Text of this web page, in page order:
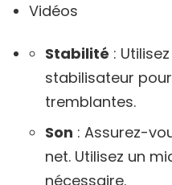
Vidéos
Stabilité :
stabilisateur
tremblantes.
Son : Assurez-
net. Utilisez un
nécessaire.